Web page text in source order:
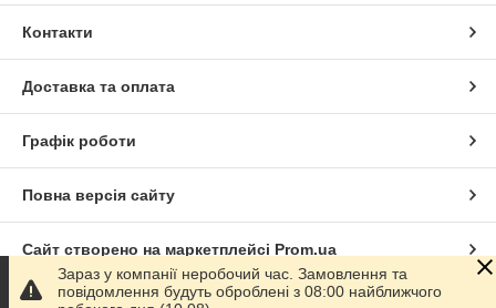
Контакти
Доставка та оплата
Графік роботи
Повна версія сайту
Сайт створено на маркетплейсі Prom.ua
Політика конфіденційності
Зараз у компанії неробочий час. Замовлення та
повідомлення будуть оброблені з 08:00 найближчого